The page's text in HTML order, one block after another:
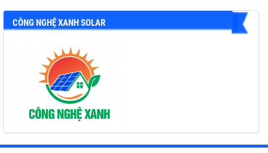
CÔNG NGHỆ XANH SOLAR